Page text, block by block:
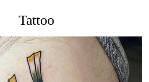
Tattoo